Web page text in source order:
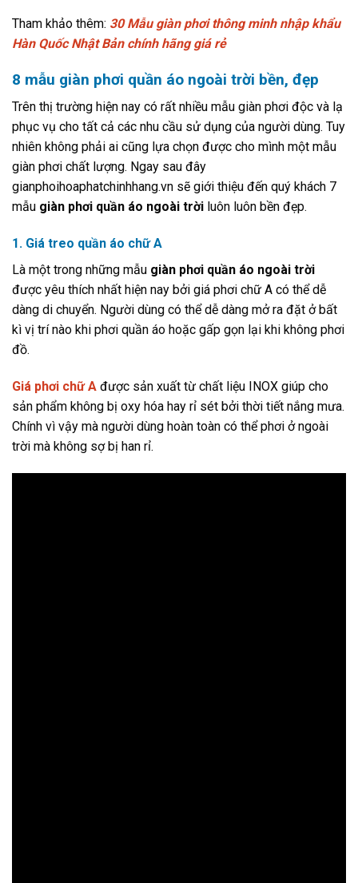
Tham khảo thêm: 30 Mẫu giàn phơi thông minh nhập khẩu
Hàn Quốc Nhật Bản chính hãng giá rẻ
8 mẫu giàn phơi quần áo ngoài trời bền, đẹp
Trên thị trường hiện nay có rất nhiều mẫu giàn phơi độc và lạ
phục vụ cho tất cả các nhu cầu sử dụng của người dùng. Tuy
nhiên không phải ai cũng lựa chọn được cho mình một mẫu
giàn phơi chất lượng. Ngay sau đây
gianphoihoaphatchinhhang.vn sẽ giới thiệu đến quý khách 7
mẫu giàn phơi quần áo ngoài trời luôn luôn bền đẹp.
1. Giá treo quần áo chữ A
Là một trong những mẫu giàn phơi quần áo ngoài trời
được yêu thích nhất hiện nay bởi giá phơi chữ A có thể dễ
dàng di chuyển. Người dùng có thể dễ dàng mở ra đặt ở bất
kì vị trí nào khi phơi quần áo hoặc gấp gọn lại khi không phơi
đồ.
Giá phơi chữ A được sản xuất từ chất liệu INOX giúp cho
sản phẩm không bị oxy hóa hay rỉ sét bởi thời tiết nắng mưa.
Chính vì vậy mà người dùng hoàn toàn có thể phơi ở ngoài
trời mà không sợ bị han rỉ.